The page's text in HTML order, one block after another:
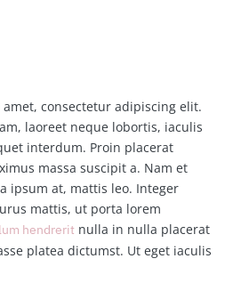
consectetur adipiscing elit.
laoreet neque lobortis, iaculis
interdum. Proin placerat
massa suscipit a. Nam et
ipsum at, mattis leo. Integer
mattis, ut porta lorem
hendrerit nulla in nulla placerat
platea dictumst. Ut eget iaculis